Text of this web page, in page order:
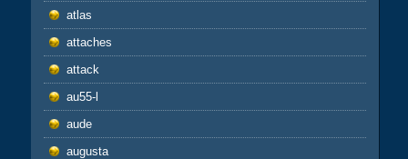
atlas
attaches
attack
au55-l
aude
augusta